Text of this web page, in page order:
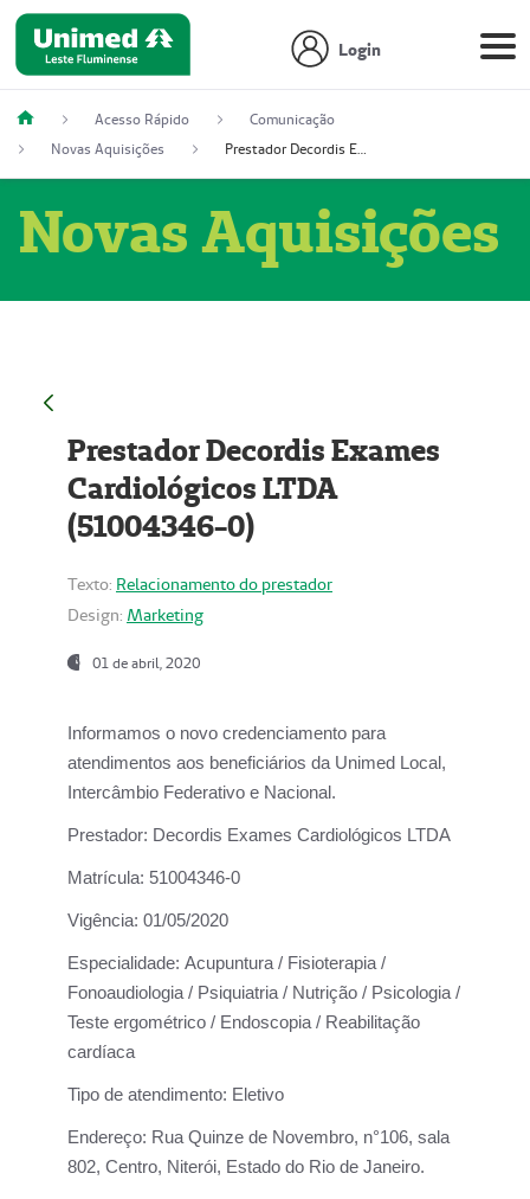
Login
Acesso Rápido
Comunicação
Novas Aquisições
Prestador Decordis Exames Cardiológicos LTDA (51004346-0)
Novas Aquisições
Prestador Decordis Exames
Cardiológicos LTDA
(51004346-0)
Texto: Relacionamento do prestador
Design: Marketing
01 de abril, 2020
Informamos o novo credenciamento para
atendimentos aos beneficiários da Unimed Local,
Intercâmbio Federativo e Nacional.
Prestador: Decordis Exames Cardiológicos LTDA
Matrícula: 51004346-0
Vigência: 01/05/2020
Especialidade: Acupuntura / Fisioterapia /
Fonoaudiologia / Psiquiatria / Nutrição / Psicologia /
Teste ergométrico / Endoscopia / Reabilitação
cardíaca
Tipo de atendimento: Eletivo
Endereço: Rua Quinze de Novembro, n°106, sala
802, Centro, Niterói, Estado do Rio de Janeiro.